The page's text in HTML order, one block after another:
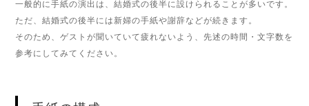
一般的に手紙の演出は、結婚式の後半に設けられることが多いです。
ただ、結婚式の後半には新婦の手紙や謝辞などが続きます。
そのため、ゲストが聞いていて疲れないよう、先述の時間・文字数を
参考にしてみてください。